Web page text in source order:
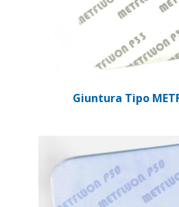
Giuntura Tipo